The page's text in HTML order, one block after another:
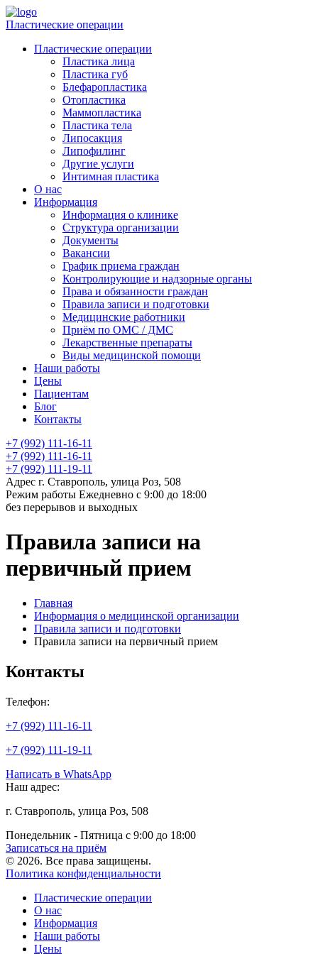
Пластические операции
Пластические операции
Пластика лица
Пластика губ
Блефаропластика
Отопластика
Маммопластика
Пластика тела
Липосакция
Липофилинг
Другие услуги
Интимная пластика
О нас
Информация
Информация о клинике
Структура организации
Документы
Вакансии
График приема граждан
Контролирующие и надзорные органы
Права и обязанности граждан
Правила записи и подготовки
Медицинские работники
Приём по ОМС / ДМС
Лекарственные препараты
Виды медицинской помощи
Наши работы
Цены
Пациентам
Блог
Контакты
+7 (992) 111-16-11
+7 (992) 111-16-11
+7 (992) 111-19-11
Адрес г. Ставрополь, улица Роз, 508
Режим работы Ежедневно с 9:00 до 18:00
без перерывов и выходных
Правила записи на
первичный прием
Главная
Информация о медицинской организации
Правила записи и подготовки
Правила записи на первичный прием
Контакты
Телефон:
+7 (992) 111-16-11
+7 (992) 111-19-11
Написать в WhatsApp
Наш адрес:
г. Ставрополь, улица Роз, 508
Понедельник - Пятница с 9:00 до 18:00
Записаться на приём
© 2026. Все права защищены.
Политика конфиденциальности
Пластические операции
О нас
Информация
Наши работы
Цены